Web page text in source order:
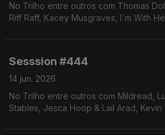
No Trilho entre outros com Thomas
Riff Raff, Kacey Musgraves, I´m With
Sesssion #444
14 jun. 2026
No Trilho entre outros com Mildread,
Stables, Jesca Hoop & Lail Arad,